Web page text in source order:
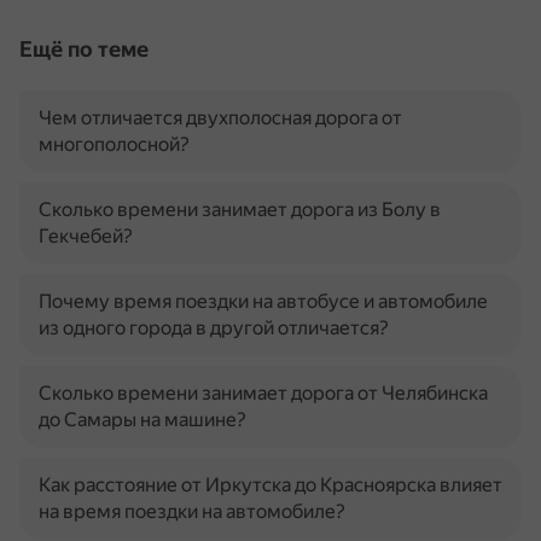
Ещё по теме
Чем отличается двухполосная дорога от
многополосной?
Сколько времени занимает дорога из Болу в
Гекчебей?
Почему время поездки на автобусе и автомобиле
из одного города в другой отличается?
Сколько времени занимает дорога от Челябинска
до Самары на машине?
Как расстояние от Иркутска до Красноярска влияет
на время поездки на автомобиле?